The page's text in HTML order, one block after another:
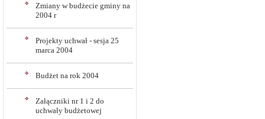
Zmiany w budżecie gminy na
2004 r
Projekty uchwał - sesja 25
marca 2004
Budżet na rok 2004
Załączniki nr 1 i 2 do
uchwały budżetowej